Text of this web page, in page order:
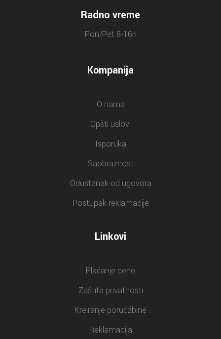
Radno vreme
Pon/Pet 8-16h
Kompanija
O nama
Opšti uslovi
Isporuka
Saobraznost
Odustanak od ugovora
Postupak reklamacije
Linkovi
Plaćanje cene
Zaštita privatnosti
Kreiranje porudžbine
Reklamacija